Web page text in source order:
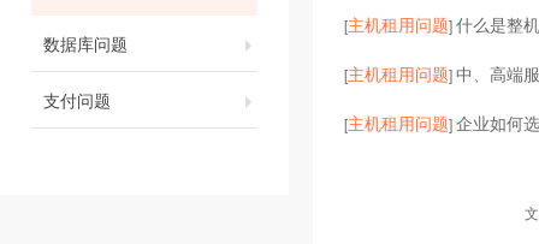
数据库问题
支付问题
[主机租用问题]什么是整
[主机租用问题]中、高端
[主机租用问题]企业如何